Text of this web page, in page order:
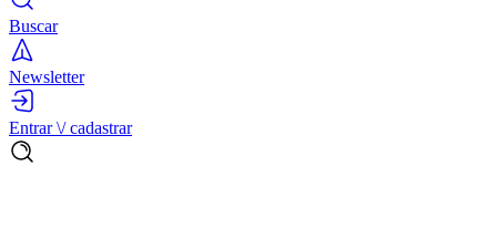
Buscar
Newsletter
Entrar \/ cadastrar